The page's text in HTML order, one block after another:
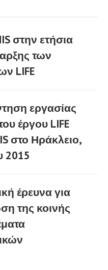
στην ετήσια
των
LIFE
εργασίας
έργου LIFE
στο Ηράκλειο,
2015
έρευνα για
της κοινής